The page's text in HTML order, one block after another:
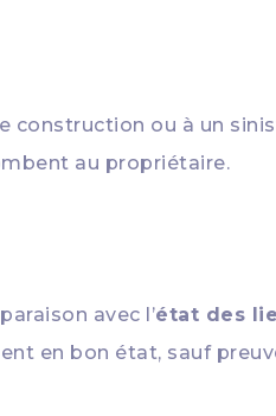
construction ou à un
au propriétaire.
avec l’état des
en bon état, sauf